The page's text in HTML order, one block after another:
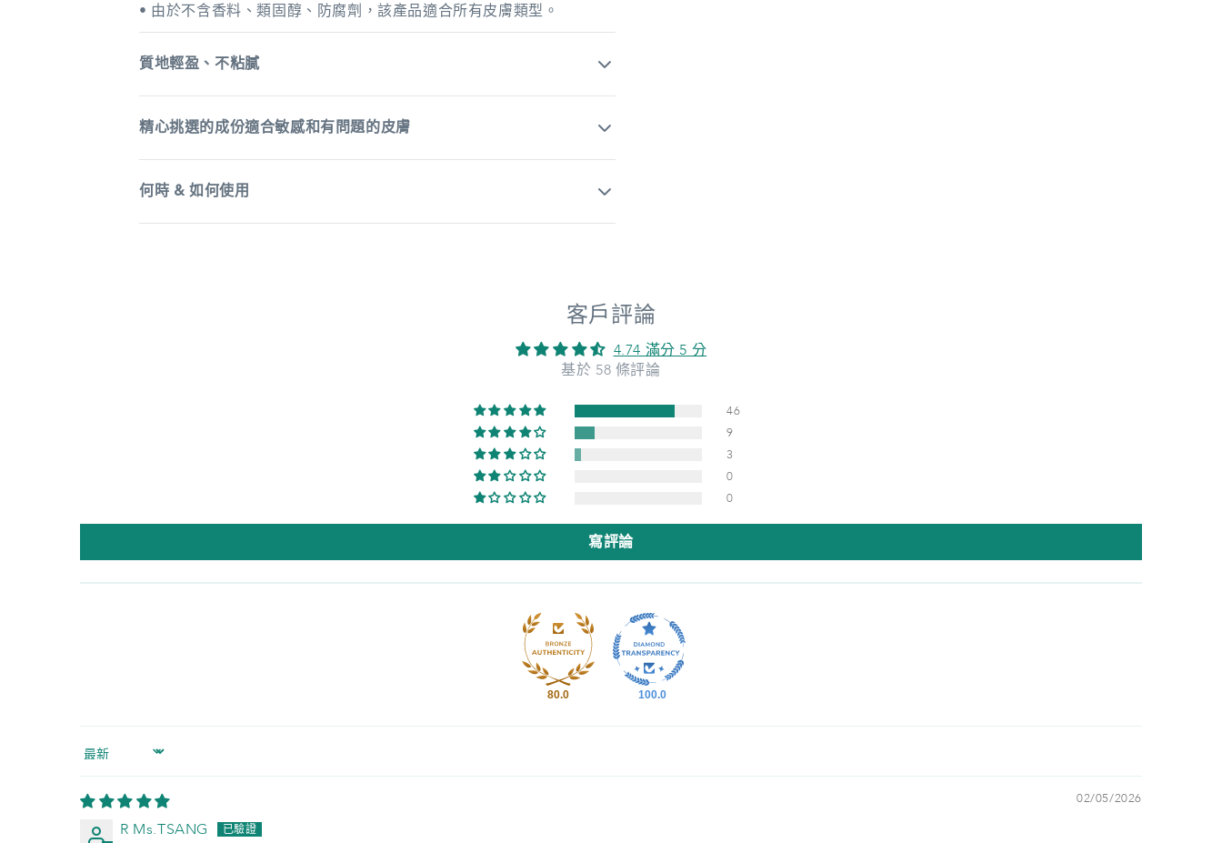
• 由於不含香料、類固醇、防腐劑，該產品適合所有皮膚類型。
質地輕盈、不粘膩
精心挑選的成份適合敏感和有問題的皮膚
何時 & 如何使用
客戶評論
4.74 滿分 5 分
基於 58 條評論
46
9
3
0
0
寫評論
80.0 100.0
Sort by
02/05/2026
R Ms.TSANG